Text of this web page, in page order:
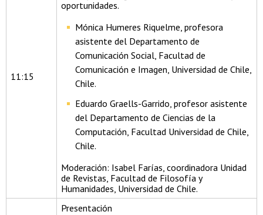
11:15
oportunidades.
Mónica Humeres Riquelme, profesora
asistente del Departamento de
Comunicación Social, Facultad de
Comunicación e Imagen, Universidad de Chile,
Chile.
Eduardo Graells-Garrido, profesor asistente
del Departamento de Ciencias de la
Computación, Facultad Universidad de Chile,
Chile.
Moderación: Isabel Farías, coordinadora Unidad
de Revistas, Facultad de Filosofía y
Humanidades, Universidad de Chile.
Presentación